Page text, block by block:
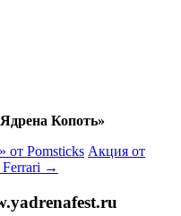
Копоть»
от Pomsticks Акция от
→